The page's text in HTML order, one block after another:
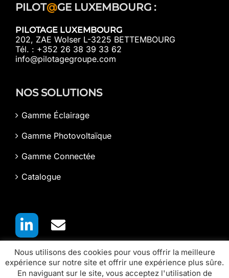
PILOT@GE LUXEMBOURG :
PILOTAGE LUXEMBOURG
202, ZAE Wolser L-3225 BETTEMBOURG
Tél. : +352 26 38 39 33 62
info@pilotagegroupe.com
NOS SOLUTIONS
Gamme Éclairage
Gamme Photovoltaïque
Gamme Connectée
Catalogue
Nous utilisons des cookies pour vous offrir la meilleure
expérience sur notre site et offrir une expérience plus sûre.
En naviguant sur le site, vous acceptez l'utilisation de